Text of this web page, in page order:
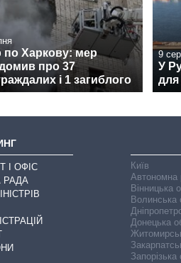
по Харкову: мер
про 37
і 1 загиблого
9
У
І ОФІС
РАДА
Київ
Автономна
Вінницька
Волинська
Донецька
Запорізька